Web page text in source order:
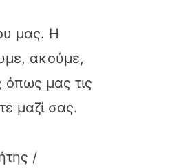
μας. Η
ακούμε,
όπως μας τις
μαζί σας.
/